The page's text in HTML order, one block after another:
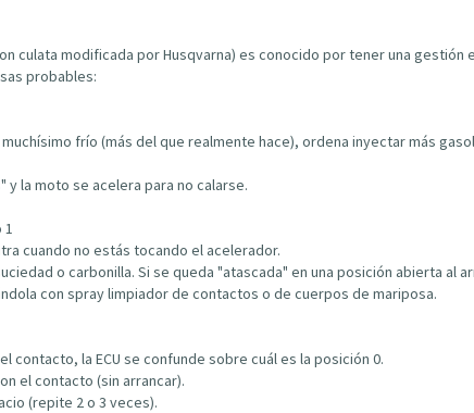
culata modificada por Husqvarna) es conocido por tener una
probables:
frío (más del que realmente hace), ordena inyectar más
y la moto se acelera para no calarse.
1
cuando no estás tocando el acelerador.
o carbonilla. Si se queda "atascada" en una posición abierta al
con spray limpiador de contactos o de cuerpos de mariposa.
contacto, la ECU se confunde sobre cuál es la posición 0.
el contacto (sin arrancar).
(repite 2 o 3 veces).